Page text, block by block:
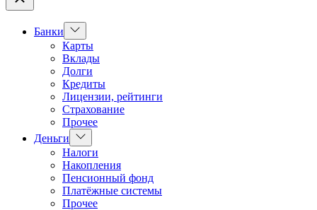
Банки
Показать
подменю
Карты
Вклады
Долги
Кредиты
Лицензии, рейтинги
Страхование
Прочее
Деньги
Показать
подменю
Налоги
Накопления
Пенсионный фонд
Платёжные системы
Прочее